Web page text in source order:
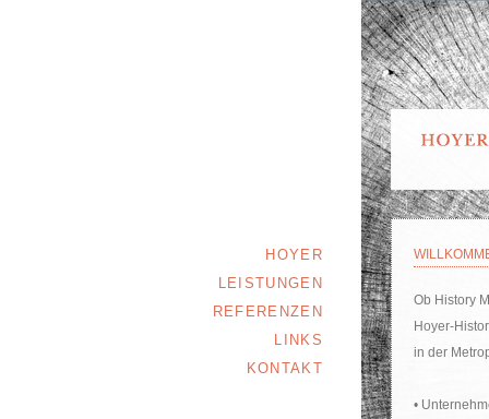
HOYER
LEISTUNGEN
REFERENZEN
LINKS
KONTAKT
Ob History
Hoyer-
in der
•